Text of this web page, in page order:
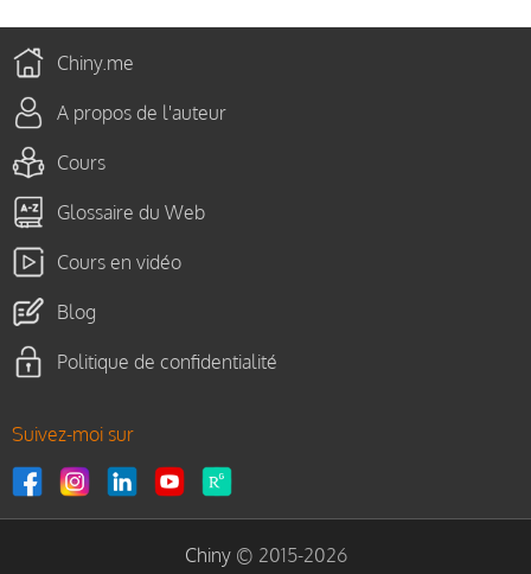
Chiny.me
A propos de l'auteur
Cours
Glossaire du Web
Cours en vidéo
Blog
Politique de confidentialité
Suivez-moi sur
Chiny© 2015-2026